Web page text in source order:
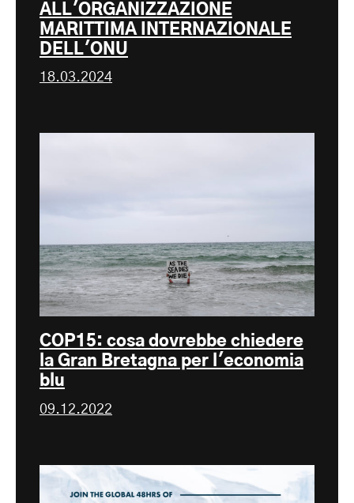
ALL'ORGANIZZAZIONE
MARITTIMA INTERNAZIONALE
DELL'ONU
18.03.2024
COP15: cosa dovrebbe chiedere
la Gran Bretagna per l'economia
blu
09.12.2022